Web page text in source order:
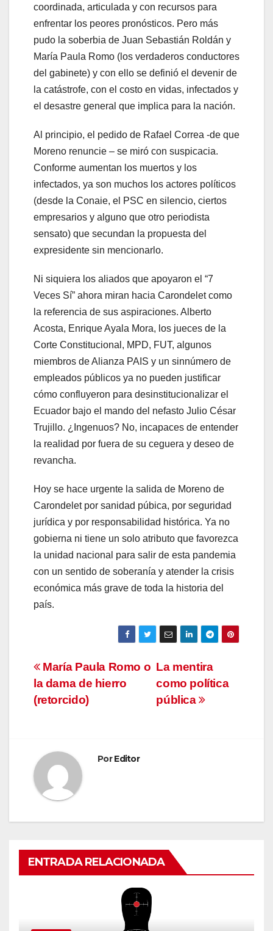
coordinada, articulada y con recursos para
enfrentar los peores pronósticos. Pero más
pudo la soberbia de Juan Sebastián Roldán y
María Paula Romo (los verdaderos conductores
del gabinete) y con ello se definió el devenir de
la catástrofe, con el costo en vidas, infectados y
el desastre general que implica para la nación.
Al principio, el pedido de Rafael Correa -de que
Moreno renuncie – se miró con suspicacia.
Conforme aumentan los muertos y los
infectados, ya son muchos los actores políticos
(desde la Conaie, el PSC en silencio, ciertos
empresarios y alguno que otro periodista
sensato) que secundan la propuesta del
expresidente sin mencionarlo.
Ni siquiera los aliados que apoyaron el “7
Veces Sí” ahora miran hacia Carondelet como
la referencia de sus aspiraciones. Alberto
Acosta, Enrique Ayala Mora, los jueces de la
Corte Constitucional, MPD, FUT, algunos
miembros de Alianza PAIS y un sinnúmero de
empleados públicos ya no pueden justificar
cómo confluyeron para desinstitucionalizar el
Ecuador bajo el mando del nefasto Julio César
Trujillo. ¿Ingenuos? No, incapaces de entender
la realidad por fuera de su ceguera y deseo de
revancha.
Hoy se hace urgente la salida de Moreno de
Carondelet por sanidad púbica, por seguridad
jurídica y por responsabilidad histórica. Ya no
gobierna ni tiene un solo atributo que favorezca
la unidad nacional para salir de esta pandemia
con un sentido de soberanía y atender la crisis
económica más grave de toda la historia del
país.
Navegación
de
entradas
La mentira
como política
pública
María Paula Romo o
la dama de hierro
(retorcido)
PorEditor
ENTRADA RELACIONADA